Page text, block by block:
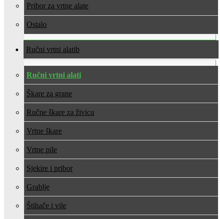
Pribor za vrtne alate
Ostalo
Ručni vrtni alati
Ručni vrtni alati
Škare za grane
Ručne škare za živicu
Vrtne škare
Vrtne pile
Sjekire i pribor
Grablje
Štihače i vile